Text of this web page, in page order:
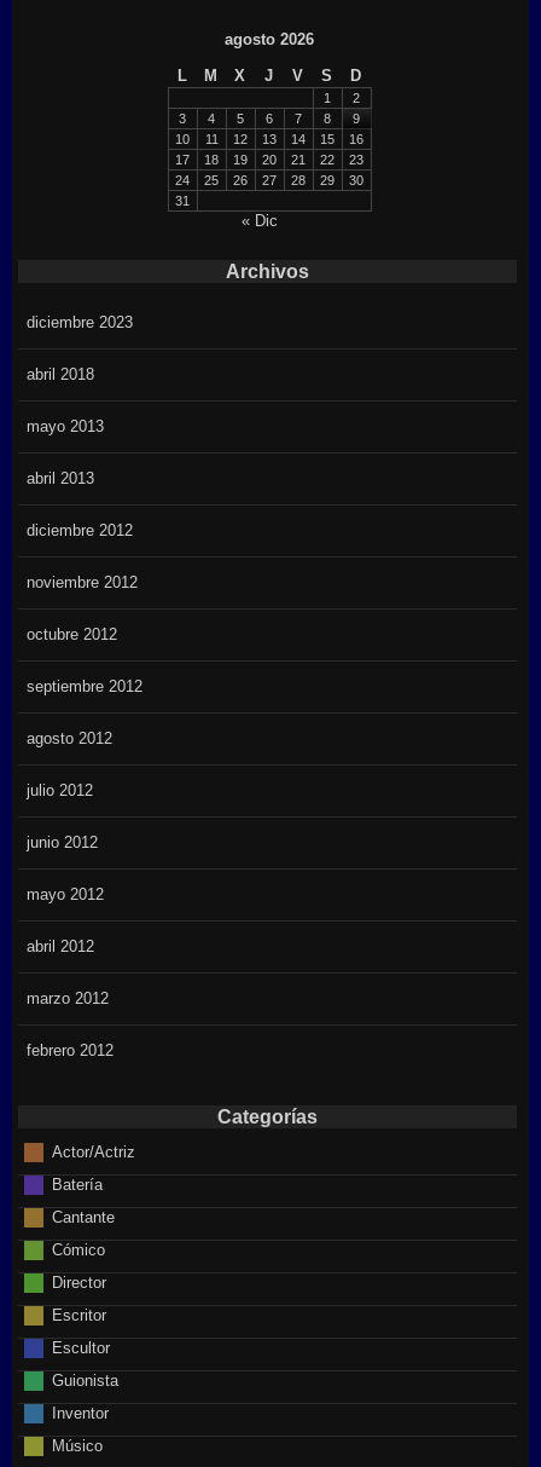
agosto 2026
L
M X J V S D
1
2
3
4 5 6 7 8
9
10
11 12 13 14 15
16
17
18 19 20 21 22
23
24
25 26 27 28 29
30
31
« Dic
Archivos
diciembre 2023
abril 2018
mayo 2013
abril 2013
diciembre 2012
noviembre 2012
octubre 2012
septiembre 2012
agosto 2012
julio 2012
junio 2012
mayo 2012
abril 2012
marzo 2012
febrero 2012
Categorías
Actor/Actriz
Batería
Cantante
Cómico
Director
Escritor
Escultor
Guionista
Inventor
Músico